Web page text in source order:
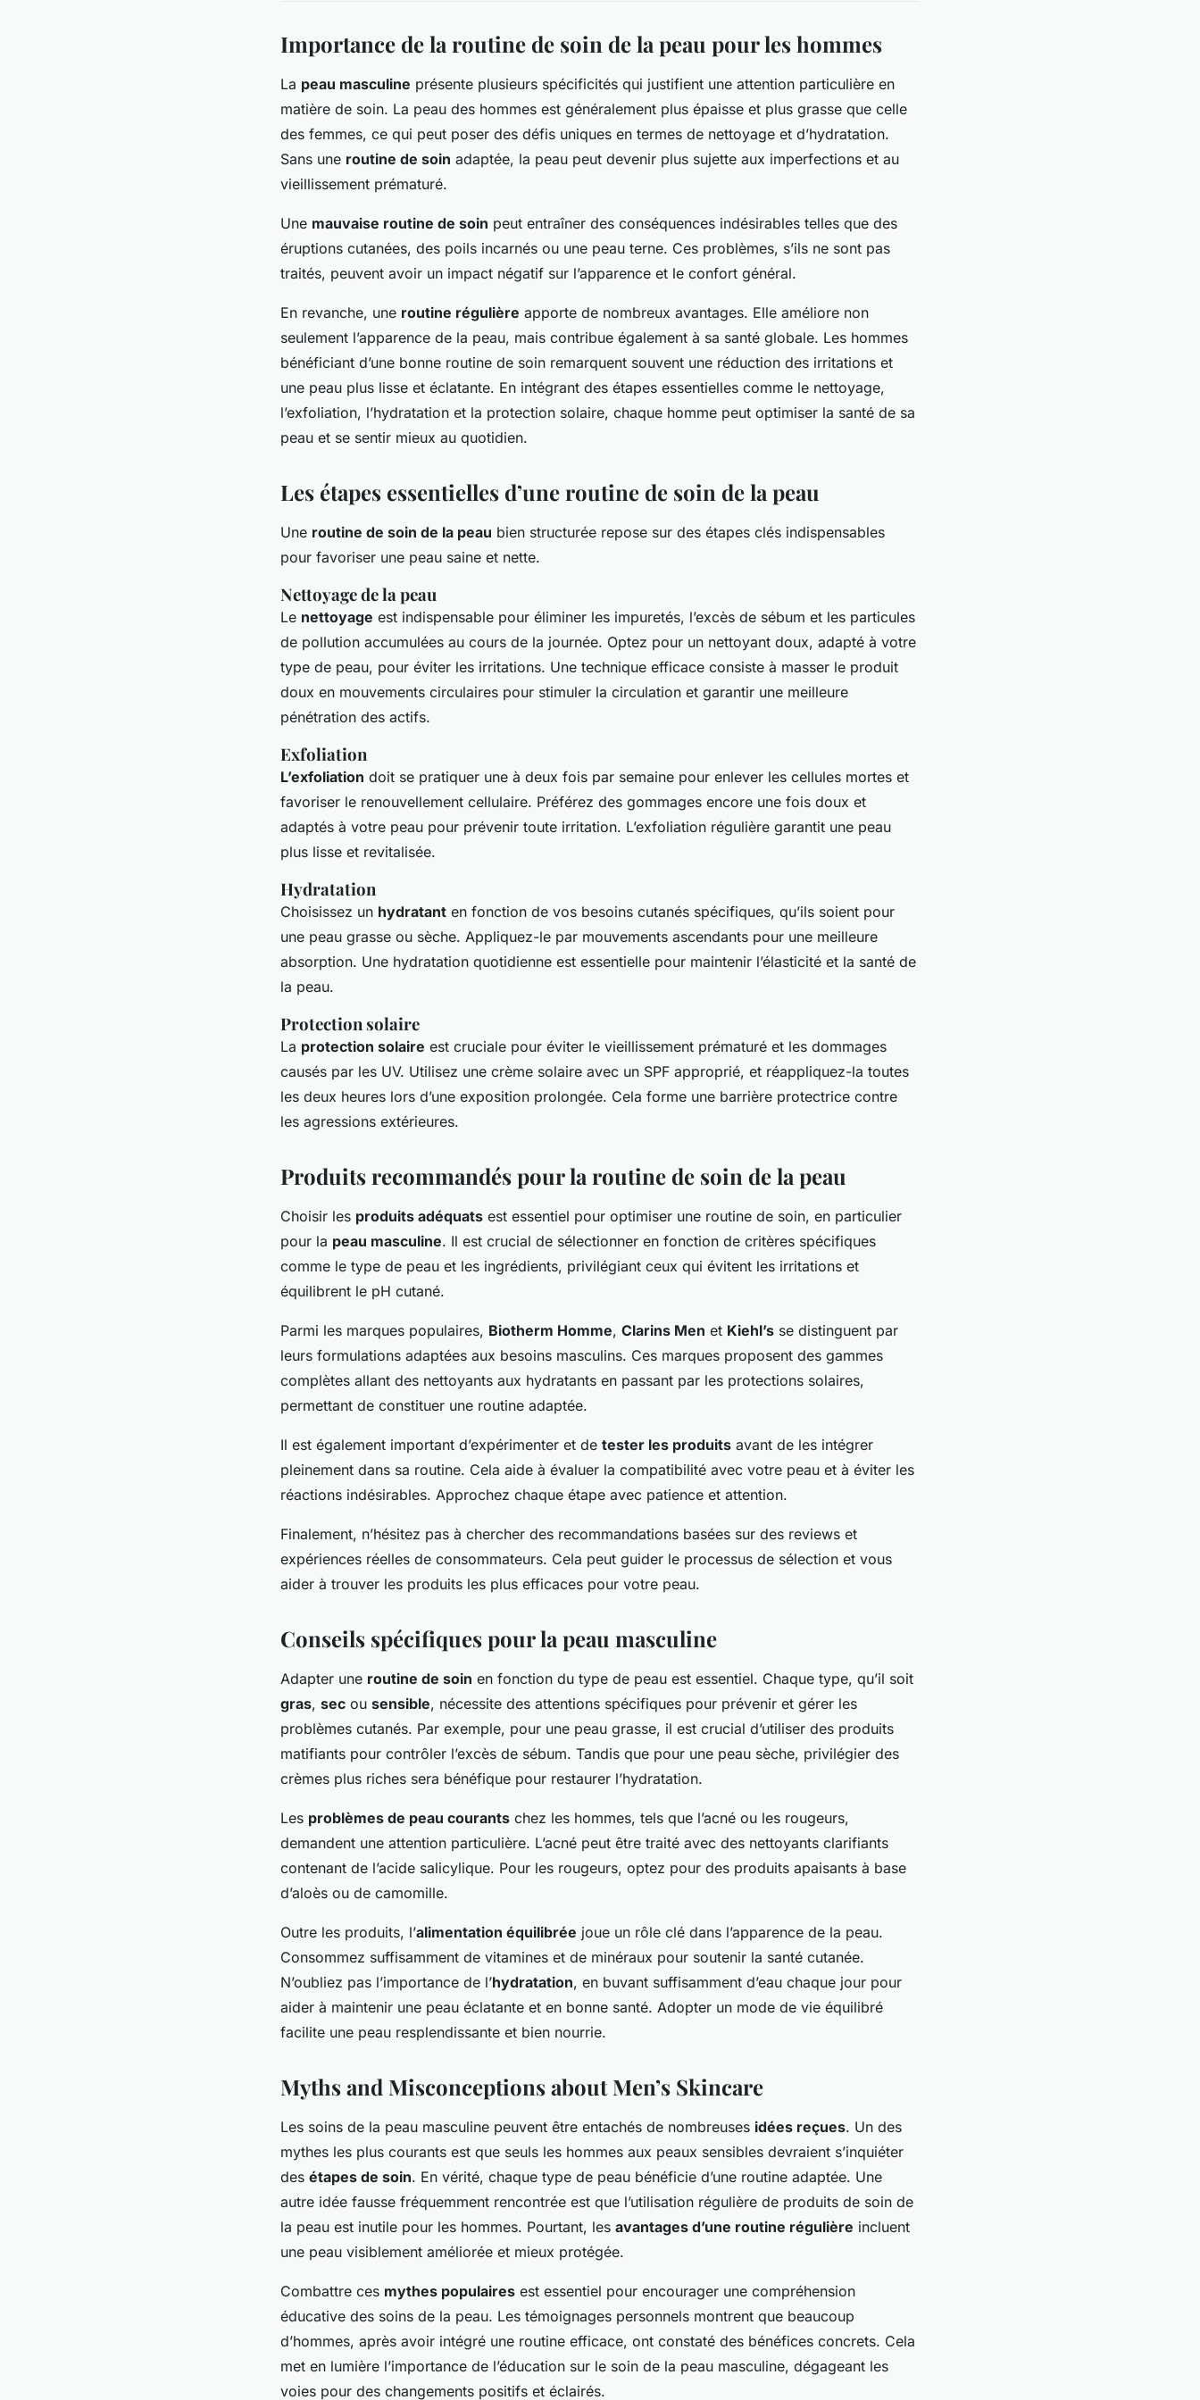
Importance de la routine de soin de la peau pour les hommes
La peau masculine présente plusieurs spécificités qui justifient une attention particulière en
matière de soin. La peau des hommes est généralement plus épaisse et plus grasse que celle
des femmes, ce qui peut poser des défis uniques en termes de nettoyage et d’hydratation.
Sans une routine de soin adaptée, la peau peut devenir plus sujette aux imperfections et au
vieillissement prématuré.
Une mauvaise routine de soin peut entraîner des conséquences indésirables telles que des
éruptions cutanées, des poils incarnés ou une peau terne. Ces problèmes, s’ils ne sont pas
traités, peuvent avoir un impact négatif sur l’apparence et le confort général.
En revanche, une routine régulière apporte de nombreux avantages. Elle améliore non
seulement l’apparence de la peau, mais contribue également à sa santé globale. Les hommes
bénéficiant d’une bonne routine de soin remarquent souvent une réduction des irritations et
une peau plus lisse et éclatante. En intégrant des étapes essentielles comme le nettoyage,
l’exfoliation, l’hydratation et la protection solaire, chaque homme peut optimiser la santé de sa
peau et se sentir mieux au quotidien.
Les étapes essentielles d’une routine de soin de la peau
Une routine de soin de la peau bien structurée repose sur des étapes clés indispensables
pour favoriser une peau saine et nette.
Nettoyage de la peau
Le nettoyage est indispensable pour éliminer les impuretés, l’excès de sébum et les particules
de pollution accumulées au cours de la journée. Optez pour un nettoyant doux, adapté à votre
type de peau, pour éviter les irritations. Une technique efficace consiste à masser le produit
doux en mouvements circulaires pour stimuler la circulation et garantir une meilleure
pénétration des actifs.
Exfoliation
L’exfoliation doit se pratiquer une à deux fois par semaine pour enlever les cellules mortes et
favoriser le renouvellement cellulaire. Préférez des gommages encore une fois doux et
adaptés à votre peau pour prévenir toute irritation. L’exfoliation régulière garantit une peau
plus lisse et revitalisée.
Hydratation
Choisissez un hydratant en fonction de vos besoins cutanés spécifiques, qu’ils soient pour
une peau grasse ou sèche. Appliquez-le par mouvements ascendants pour une meilleure
absorption. Une hydratation quotidienne est essentielle pour maintenir l’élasticité et la santé de
la peau.
Protection solaire
La protection solaire est cruciale pour éviter le vieillissement prématuré et les dommages
causés par les UV. Utilisez une crème solaire avec un SPF approprié, et réappliquez-la toutes
les deux heures lors d’une exposition prolongée. Cela forme une barrière protectrice contre
les agressions extérieures.
Produits recommandés pour la routine de soin de la peau
Choisir les produits adéquats est essentiel pour optimiser une routine de soin, en particulier
pour la peau masculine. Il est crucial de sélectionner en fonction de critères spécifiques
comme le type de peau et les ingrédients, privilégiant ceux qui évitent les irritations et
équilibrent le pH cutané.
Parmi les marques populaires, Biotherm Homme, Clarins Men et Kiehl’s se distinguent par
leurs formulations adaptées aux besoins masculins. Ces marques proposent des gammes
complètes allant des nettoyants aux hydratants en passant par les protections solaires,
permettant de constituer une routine adaptée.
Il est également important d’expérimenter et de tester les produits avant de les intégrer
pleinement dans sa routine. Cela aide à évaluer la compatibilité avec votre peau et à éviter les
réactions indésirables. Approchez chaque étape avec patience et attention.
Finalement, n’hésitez pas à chercher des recommandations basées sur des reviews et
expériences réelles de consommateurs. Cela peut guider le processus de sélection et vous
aider à trouver les produits les plus efficaces pour votre peau.
Conseils spécifiques pour la peau masculine
Adapter une routine de soin en fonction du type de peau est essentiel. Chaque type, qu’il soit
gras, sec ou sensible, nécessite des attentions spécifiques pour prévenir et gérer les
problèmes cutanés. Par exemple, pour une peau grasse, il est crucial d’utiliser des produits
matifiants pour contrôler l’excès de sébum. Tandis que pour une peau sèche, privilégier des
crèmes plus riches sera bénéfique pour restaurer l’hydratation.
Les problèmes de peau courants chez les hommes, tels que l’acné ou les rougeurs,
demandent une attention particulière. L’acné peut être traité avec des nettoyants clarifiants
contenant de l’acide salicylique. Pour les rougeurs, optez pour des produits apaisants à base
d’aloès ou de camomille.
Outre les produits, l’alimentation équilibrée joue un rôle clé dans l’apparence de la peau.
Consommez suffisamment de vitamines et de minéraux pour soutenir la santé cutanée.
N’oubliez pas l’importance de l’hydratation, en buvant suffisamment d’eau chaque jour pour
aider à maintenir une peau éclatante et en bonne santé. Adopter un mode de vie équilibré
facilite une peau resplendissante et bien nourrie.
Myths and Misconceptions about Men’s Skincare
Les soins de la peau masculine peuvent être entachés de nombreuses idées reçues. Un des
mythes les plus courants est que seuls les hommes aux peaux sensibles devraient s’inquiéter
des étapes de soin. En vérité, chaque type de peau bénéficie d’une routine adaptée. Une
autre idée fausse fréquemment rencontrée est que l’utilisation régulière de produits de soin de
la peau est inutile pour les hommes. Pourtant, les avantages d’une routine régulière incluent
une peau visiblement améliorée et mieux protégée.
Combattre ces mythes populaires est essentiel pour encourager une compréhension
éducative des soins de la peau. Les témoignages personnels montrent que beaucoup
d’hommes, après avoir intégré une routine efficace, ont constaté des bénéfices concrets. Cela
met en lumière l’importance de l’éducation sur le soin de la peau masculine, dégageant les
voies pour des changements positifs et éclairés.